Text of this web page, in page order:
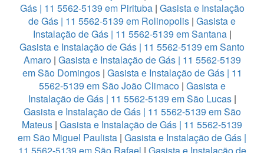
Gás | 11 5562-5139 em Pirituba| Gasista e Instalação
de Gás | 11 5562-5139 em Rolinopolis | Gasista e
Instalação de Gás | 11 5562-5139 em Santana|
Gasista e Instalação de Gás | 11 5562-5139 em Santo
Amaro| Gasista e Instalação de Gás | 11 5562-5139
em São Domingos| Gasista e Instalação de Gás | 11
5562-5139 em São João Climaco| Gasista e
Instalação de Gás | 11 5562-5139 em São Lucas|
Gasista e Instalação de Gás | 11 5562-5139 em São
Mateus | Gasista e Instalação de Gás | 11 5562-5139
em São Miguel Paulista | Gasista e Instalação de Gás |